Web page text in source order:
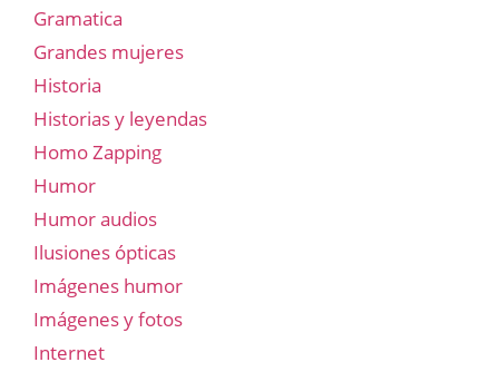
Gramatica
Grandes mujeres
Historia
Historias y leyendas
Homo Zapping
Humor
Humor audios
Ilusiones ópticas
Imágenes humor
Imágenes y fotos
Internet